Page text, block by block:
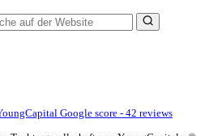
Google score - 42 reviews